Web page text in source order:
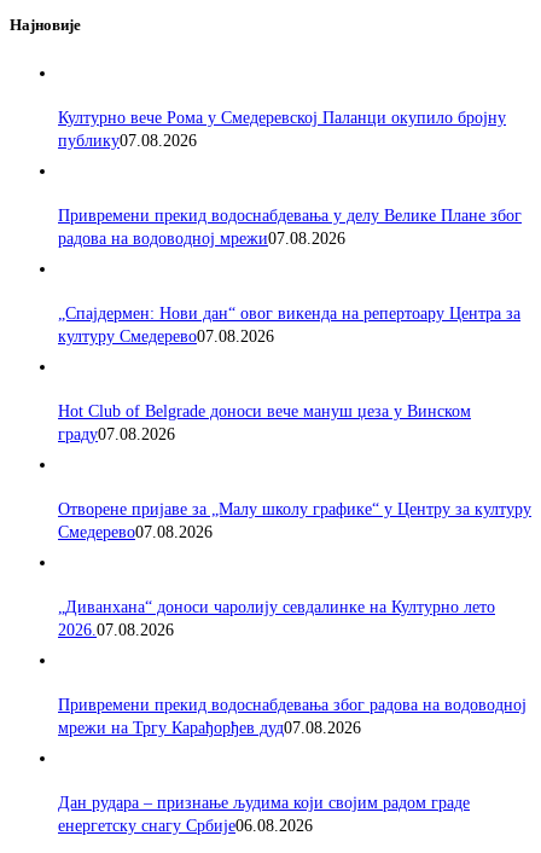
Најновије
Културно вече Рома у Смедеревској Паланци окупило бројну
публику07.08.2026
Привремени прекид водоснабдевања у делу Велике Плане због
радова на водоводној мрежи07.08.2026
„Спајдермен: Нови дан“ овог викенда на репертоару Центра за
културу Смедерево07.08.2026
Hot Club of Belgrade доноси вече мануш џеза у Винском
граду07.08.2026
Отворене пријаве за „Малу школу графике“ у Центру за културу
Смедерево07.08.2026
„Диванхана“ доноси чаролију севдалинке на Културно лето
2026. 07.08.2026
Привремени прекид водоснабдевања због радова на водоводној
мрежи на Тргу Карађорђев дуд07.08.2026
Дан рудара – признање људима који својим радом граде
енергетску снагу Србије06.08.2026